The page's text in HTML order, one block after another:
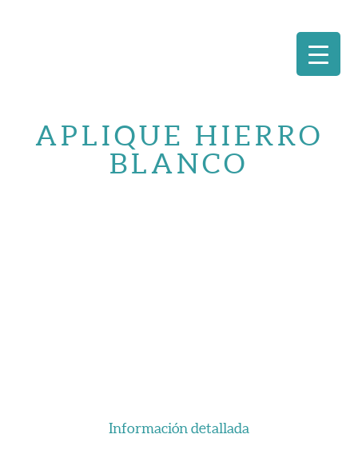
contenidoAPLIQUE HIERRO
BLANCO
Información detallada